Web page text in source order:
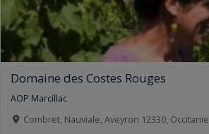
Domaine des Costes Rouges
AOP Marcillac
Combret, Nauviale, Aveyron 12330, Occitanie